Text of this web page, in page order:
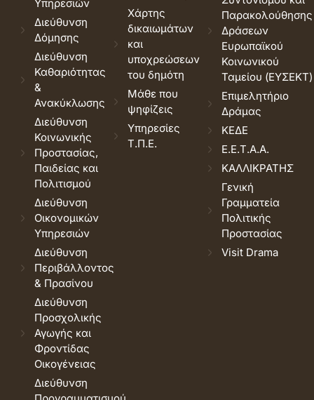
Υπηρεσιών
Διεύθυνση
Δόμησης
Διεύθυνση
Καθαριότητας
&
Ανακύκλωσης
Διεύθυνση
Κοινωνικής
Προστασίας,
Παιδείας και
Πολιτισμού
Διεύθυνση
Οικονομικών
Υπηρεσιών
Διεύθυνση
Περιβάλλοντος
& Πρασίνου
Διεύθυνση
Προσχολικής
Αγωγής και
Φροντίδας
Οικογένειας
Διεύθυνση
Χάρτης
δικαιωμάτων
και
υποχρεώσεων
του δημότη
Μάθε που
ψηφίζεις
Υπηρεσίες
Τ.Π.Ε.
Παρακολούθησης
Δράσεων
Ευρωπαϊκού
Κοινωνικού
Ταμείου (ΕΥΣΕΚΤ)
Επιμελητήριο
Δράμας
ΚΕΔΕ
Ε.Ε.Τ.Α.Α.
ΚΑΛΛΙΚΡΑΤΗΣ
Γενική
Γραμματεία
Πολιτικής
Προστασίας
Visit Drama